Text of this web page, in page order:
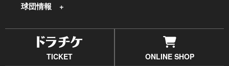
球団情報
TICKET ONLINE SHOP